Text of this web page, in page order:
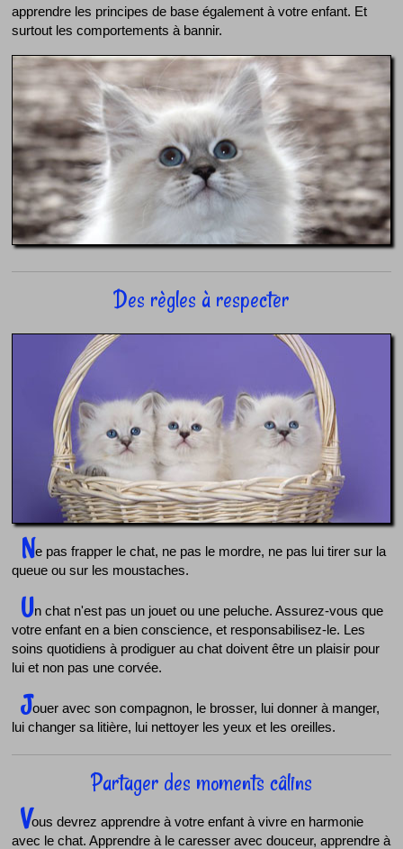
apprendre les principes de base également à votre enfant. Et
surtout les comportements à bannir.
Des règles à respecter
Ne pas frapper le chat, ne pas le mordre, ne pas lui tirer sur la
queue ou sur les moustaches.
Un chat n'est pas un jouet ou une peluche. Assurez-vous que
votre enfant en a bien conscience, et responsabilisez-le. Les
soins quotidiens à prodiguer au chat doivent être un plaisir pour
lui et non pas une corvée.
Jouer avec son compagnon, le brosser, lui donner à manger,
lui changer sa litière, lui nettoyer les yeux et les oreilles.
Partager des moments câlins
Vous devrez apprendre à votre enfant à vivre en harmonie
avec le chat. Apprendre à le caresser avec douceur, apprendre à